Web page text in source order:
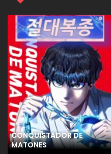
CONQUISTADOR DE
MATONES